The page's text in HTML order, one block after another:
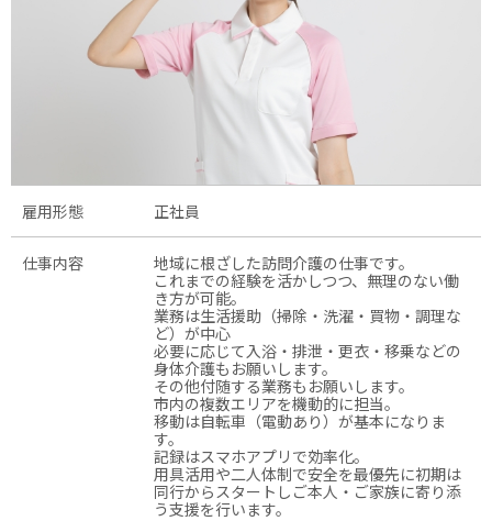
雇用形態 正社員
仕事内容
地域に根ざした訪問介護の仕事です。
これまでの経験を活かしつつ、無理のない働
き方が可能。
業務は生活援助（掃除・洗濯・買物・調理な
ど）が中心
必要に応じて入浴・排泄・更衣・移乗などの
身体介護もお願いします。
その他付随する業務もお願いします。
市内の複数エリアを機動的に担当。
移動は自転車（電動あり）が基本になりま
す。
記録はスマホアプリで効率化。
用具活用や二人体制で安全を最優先に初期は
同行からスタートしご本人・ご家族に寄り添
う支援を行います。